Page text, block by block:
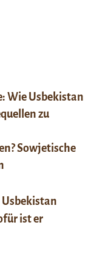
Wie Usbekistan
zu
Sowjetische
ist er